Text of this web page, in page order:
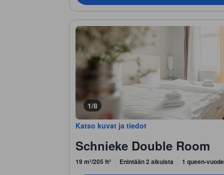
1/8
Katso kuvat ja tiedot
Schnieke Double Room
19 m²/205 ft² Enintään 2 aikuista 1 queen-vuode